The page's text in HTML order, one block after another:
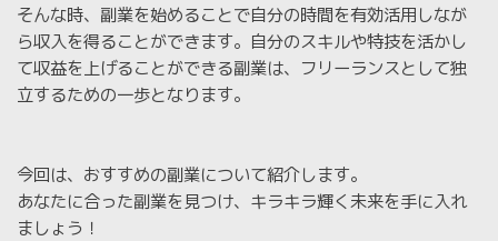
そんな時、副業を始めることで自分の時間を有効活用しなが
ら収入を得ることができます。自分のスキルや特技を活かし
て収益を上げることができる副業は、フリーランスとして独
立するための一歩となります。
今回は、おすすめの副業について紹介します。
あなたに合った副業を見つけ、キラキラ輝く未来を手に入れ
ましょう！